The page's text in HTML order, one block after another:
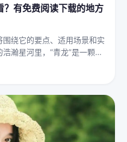
？有免费阅读下载的地方
绕它的要点、适用场景和实
瀚星河里，“青龙”是一颗璀
并称“四灵”，雄踞东方，是